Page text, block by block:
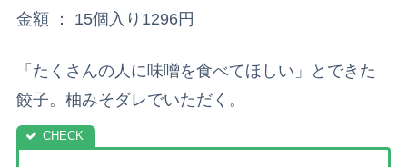
金額 ： 15個入り1296円
「たくさんの人に味噌を食べてほしい」とできた
餃子。柚みそダレでいただく。